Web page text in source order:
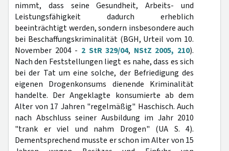
nimmt, dass seine Gesundheit, Arbeits- und
Leistungsfähigkeit dadurch erheblich
beeinträchtigt werden, sondern insbesondere auch
bei Beschaffungskriminalität (BGH, Urteil vom 10.
November 2004 - 2 StR 329/04, NStZ 2005, 210).
Nach den Feststellungen liegt es nahe, dass es sich
bei der Tat um eine solche, der Befriedigung des
eigenen Drogenkonsums dienende Kriminalität
handelte. Der Angeklagte konsumierte ab dem
Alter von 17 Jahren "regelmäßig" Haschisch. Auch
nach Abschluss seiner Ausbildung im Jahr 2010
"trank er viel und nahm Drogen" (UA S. 4).
Dementsprechend musste er schon im Alter von 15